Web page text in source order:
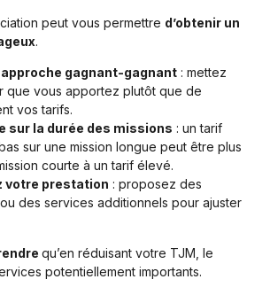
peut vous permettre d’obtenir un
.
gagnant-gagnant: mettez
que vous apportez plutôt que de
vos tarifs.
sur la durée des missions : un tarif
sur une mission longue peut être plus
courte à un tarif élevé.
votre prestation : proposez des
des services additionnels pour ajuster
qu’en réduisant votre TJM, le
potentiellement importants.